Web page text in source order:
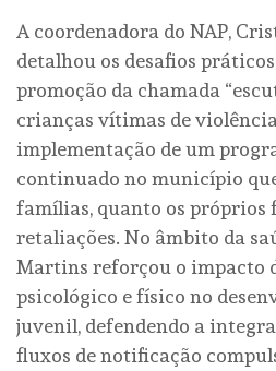
A coordenadora do NAP,
detalhou os desafios
promoção da chamada
crianças vítimas de
implementação de um
continuado no município
famílias, quanto os próprios
retaliações. No âmbito da
Martins reforçou o impacto
psicológico e físico no
juvenil, defendendo a
fluxos de notificação